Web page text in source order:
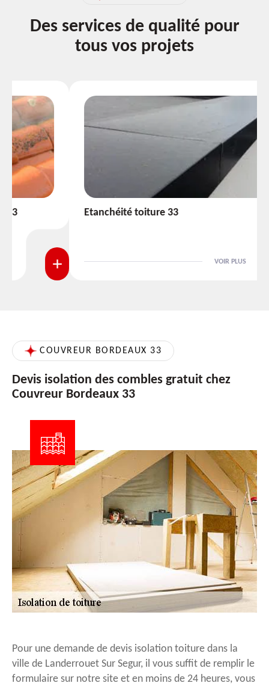
Des services de qualité pour
tous vos projets
Etanchéité toiture 33
VOIR PLUS
COUVREUR BORDEAUX 33
Devis isolation des combles gratuit chez
Couvreur Bordeaux 33
Pour une demande de devis isolation toiture dans la
ville de Landerrouet Sur Segur, il vous suffit de remplir le
formulaire sur notre site et en moins de 24 heures, vous